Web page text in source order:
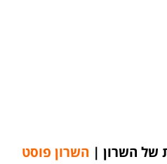
של השרון | השרון פוסט